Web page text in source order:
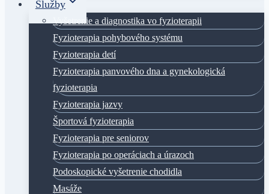
Služby
Vyšetrenie a diagnostika vo fyzioterapii
Fyzioterapia pohybového systému
Fyzioterapia detí
Fyzioterapia panvového dna a gynekologická
fyzioterapia
Fyzioterapia jazvy
Športová fyzioterapia
Fyzioterapia pre seniorov
Fyzioterapia po operáciach a úrazoch
Podoskopické vyšetrenie chodidla
Masáže